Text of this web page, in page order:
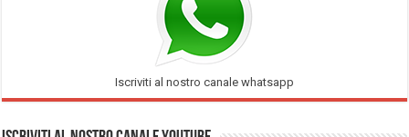
Iscriviti al nostro canale whatsapp